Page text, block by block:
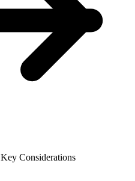
Key Considerations